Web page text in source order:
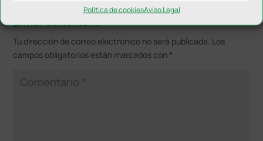
Política de cookiesAviso Legal
Enviar comentario
Tu dirección de correo electrónico no será publicada. Los
campos obligatorios están marcados con *